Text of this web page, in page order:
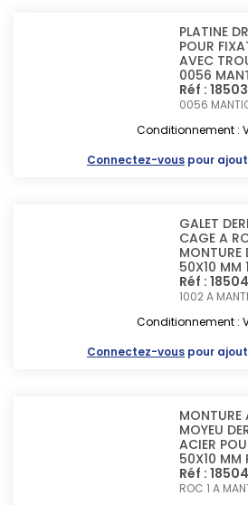
PLATINE
POUR
AVEC
0056
Réf :
0056
Conditionnement :
Connectez-vous pour
GALET
CAGE A
MONTURE
50X10 MM
Réf :
1002 A
Conditionnement :
Connectez-vous pour
MONTURE
MOYEU
ACIER
50X10 MM
Réf :
ROC 1 A